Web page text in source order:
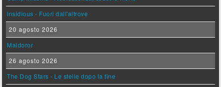
Insidious - Fuori dall'altrove
20 agosto 2026
Maldoror
26 agosto 2026
The Dog Stars - Le stelle dopo la fine